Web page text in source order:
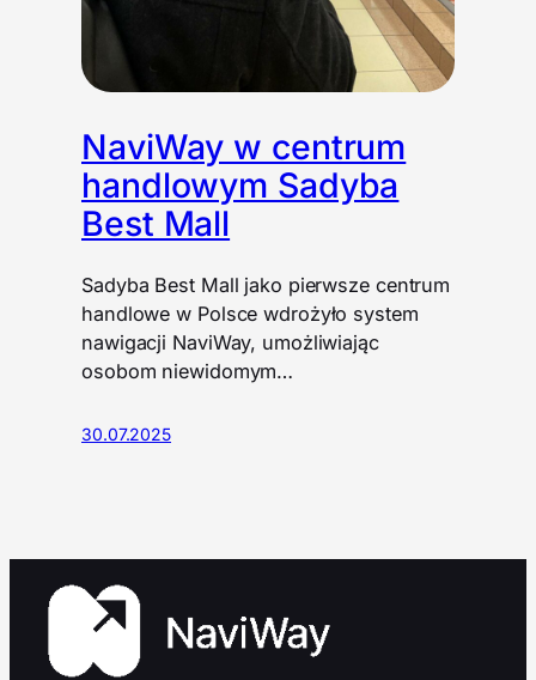
NaviWay w centrum
handlowym Sadyba
Best Mall
Sadyba Best Mall jako pierwsze centrum
handlowe w Polsce wdrożyło system
nawigacji NaviWay, umożliwiając
osobom niewidomym…
30.07.2025